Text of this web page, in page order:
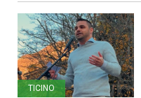
TICINO